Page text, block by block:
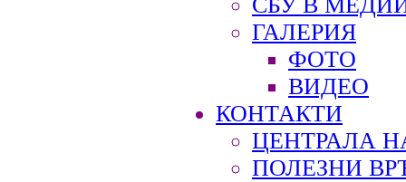
ГАЛЕРИЯ
ФОТО
ВИДЕО
КОНТАКТИ
ЦЕНТРАЛА
ПОЛЕЗНИ